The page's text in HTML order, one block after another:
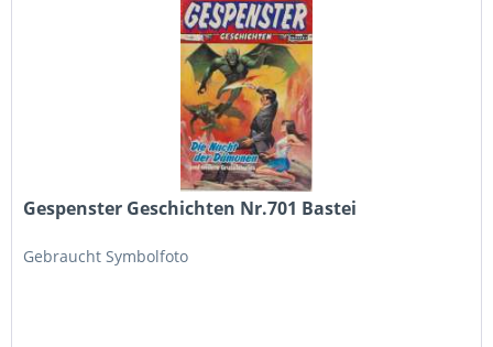
Gespenster Geschichten Nr.701 Bastei
Gebraucht Symbolfoto